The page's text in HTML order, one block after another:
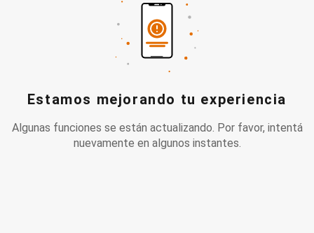
Estamos mejorando tu experiencia
Algunas funciones se están actualizando. Por favor, intentá
nuevamente en algunos instantes.